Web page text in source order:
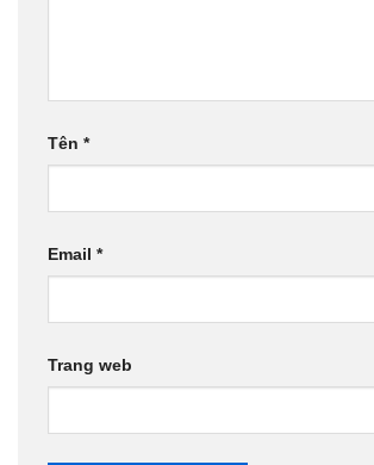
Tên *
Email *
Trang web